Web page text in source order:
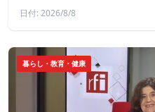
日付: 2026/8/8
暮らし・教育・健康